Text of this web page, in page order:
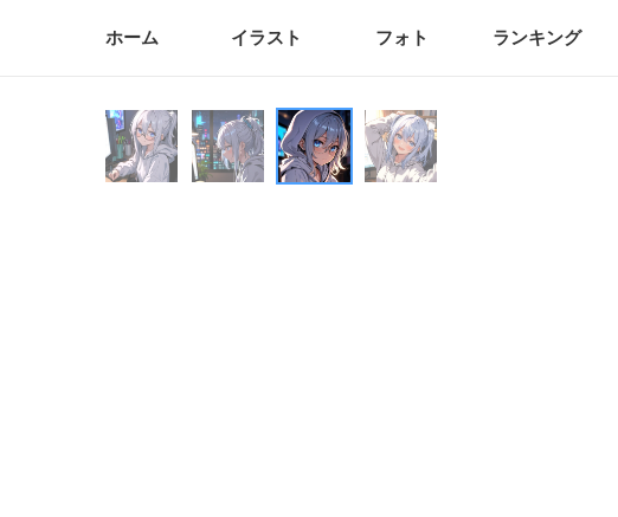
ホーム イラスト フォト ランキング